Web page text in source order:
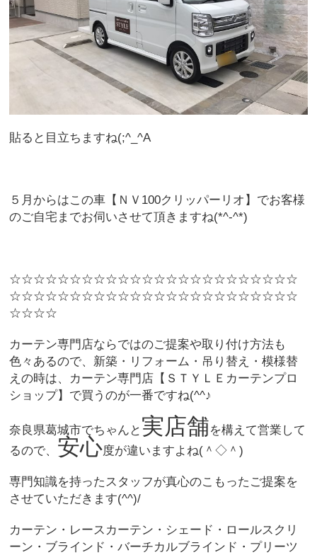
貼ると目立ちますね(;^_^A
５月からはこの車【ＮＶ100クリッパーリオ】でお客様
のご自宅までお伺いさせて頂きますね(*^-^*)
☆☆☆☆☆☆☆☆☆☆☆☆☆☆☆☆☆☆☆☆☆☆☆☆
☆☆☆☆☆☆☆☆☆☆☆☆☆☆☆☆☆☆☆☆☆☆☆☆
☆☆☆☆
カーテン専門店ならではのご提案や取り付け方法も
色々あるので、新築・リフォーム・吊り替え・模様替
えの時は、カーテン専門店【ＳＴＹＬＥカーテンプロ
ショップ】で買うのが一番ですね(^^♪
奈良県葛城市でちゃんと 実店舗を構えて営業して
るので、 安心度が違いますよね(＾◇＾)
専門知識を持ったスタッフが真心のこもったご提案を
させていただきます(^^)/
カーテン・レースカーテン・シェード・ロールスクリ
ーン・ブラインド・バーチカルブラインド・プリーツ